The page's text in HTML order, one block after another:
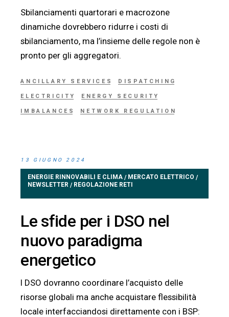
Sbilanciamenti quartorari e macrozone
dinamiche dovrebbero ridurre i costi di
sbilanciamento, ma l’insieme delle regole non è
pronto per gli aggregatori.
ANCILLARY SERVICES DISPATCHING
ELECTRICITY ENERGY SECURITY
IMBALANCES NETWORK REGULATION
13 GIUGNO 2024
ENERGIE RINNOVABILI E CLIMA / MERCATO ELETTRICO /
NEWSLETTER / REGOLAZIONE RETI
Le sfide per i DSO nel
nuovo paradigma
energetico
I DSO dovranno coordinare l’acquisto delle
risorse globali ma anche acquistare flessibilità
locale interfacciandosi direttamente con i BSP: